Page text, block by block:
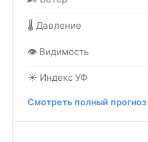
🌡️ Давление
👁️ Видимость
☀️ Индекс УФ
Смотреть полный